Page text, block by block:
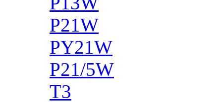
P21W
PY21W
P21/5W
T3